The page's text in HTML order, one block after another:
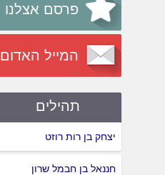
פרסם אצלנו
המייל האדום
תהילים
יצחק בן רות רוזט
חננאל בן חבמל שרון